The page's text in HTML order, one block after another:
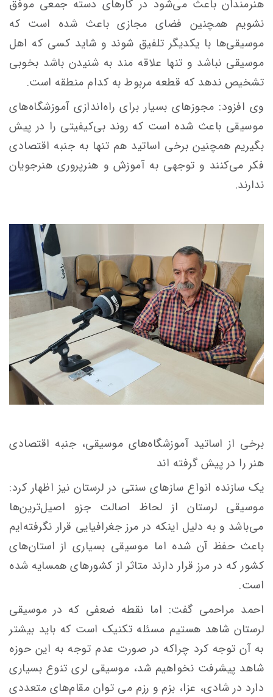
هنرمندان باعث می‌شود در کارهای دسته جمعی موفق
نشویم همچنین فضای مجازی باعث شده است که
موسیقی‌ها با یکدیگر تلفیق شوند و شاید کسی که اهل
موسیقی نباشد و تنها علاقه مند به شنیدن باشد بخوبی
تشخیص ندهد که قطعه مربوط به کدام منطقه است.
وی افزود: مجوزهای بسیار برای راه‌اندازی آموزشگاه‌های
موسیقی باعث شده است که روند بی‌کیفیتی را در پیش
بگیریم همچنین برخی اساتید هم تنها به جنبه اقتصادی
فکر می‌کنند و توجهی به آموزش و هنرپروری هنرجویان
ندارند.
برخی از اساتید آموزشگاه‌های موسیقی، جنبه اقتصادی
هنر را در پیش گرفته اند
یک سازنده انواع سازهای سنتی در لرستان نیز اظهار کرد:
موسیقی لرستان از لحاظ اصالت جزو اصیل‌ترین‌ها
می‌باشد و به دلیل اینکه در مرز جغرافیایی قرار نگرفته‌ایم
باعث حفظ آن شده اما موسیقی بسیاری از استان‌های
کشور که در مرز قرار دارند متاثر از کشورهای همسایه شده
است.
احمد مراحمی گفت: اما نقطه ضعفی که در موسیقی
لرستان شاهد هستیم مسئله تکنیک است که باید بیشتر
به آن توجه کرد چراکه در صورت عدم توجه به این حوزه
شاهد پیشرفت نخواهیم شد، موسیقی لری تنوع بسیاری
دارد در شادی، عزا، بزم و رزم می توان مقام‌های متعددی